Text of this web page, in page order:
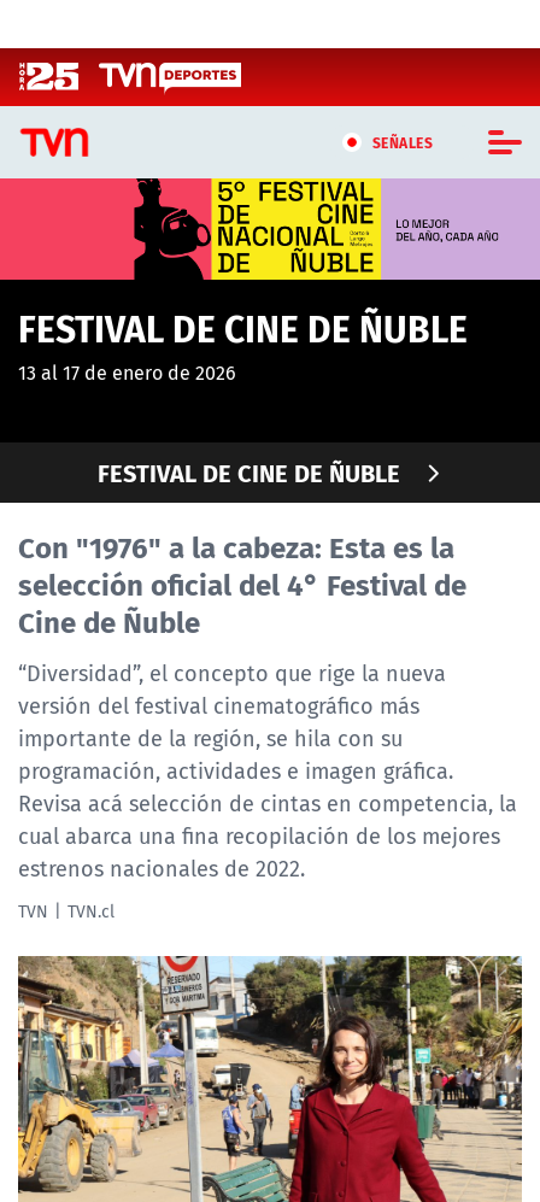
SEÑALES
CASTING MASTERCHEF CHILE
CASTING TVN VERTICAL
TVN VERTICAL
PROGRAMAS
TELESERIES
NTV
ACTUALIDAD Y TENDENCIAS
CORPORATIVO Y TRANSPARENCIA
CANAL DE DENUNCIAS
ÁREA DE PROYECTOS
FESTIVAL DE CINE DE ÑUBLE
13 al 17 de enero de 2026
FESTIVAL DE CINE DE ÑUBLE
Con "1976" a la cabeza: Esta es la
selección oficial del 4° Festival de
Cine de Ñuble
“Diversidad”, el concepto que rige la nueva
versión del festival cinematográfico más
importante de la región, se hila con su
programación, actividades e imagen gráfica.
Revisa acá selección de cintas en competencia, la
cual abarca una fina recopilación de los mejores
estrenos nacionales de 2022.
TVN TVN.cl